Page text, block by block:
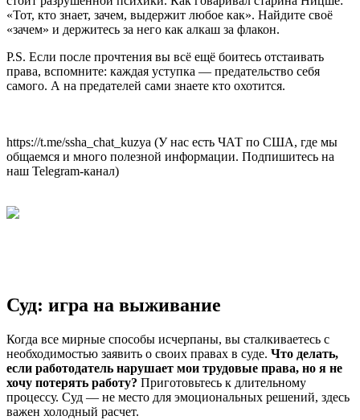
«Тот, кто знает, зачем, выдержит любое как». Найдите своё
«зачем» и держитесь за него как алкаш за флакон.
P.S. Если после прочтения вы всё ещё боитесь отстаивать
права, вспомните: каждая уступка — предательство себя
самого. А на предателей сами знаете кто охотится.
https://t.me/ssha_chat_kuzya (У нас есть ЧАТ по США, где мы
общаемся и много полезной информации. Подпишитесь на
наш Telegram-канал)
Суд: игра на выживание
Когда все мирные способы исчерпаны, вы сталкиваетесь с
необходимостью заявить о своих правах в суде. Что делать,
если работодатель нарушает мои трудовые права, но я не
хочу потерять работу? Приготовьтесь к длительному
процессу. Суд — не место для эмоциональных решений, здесь
важен холодный расчет.